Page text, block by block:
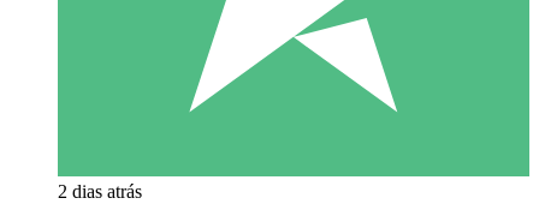
2 dias atrás